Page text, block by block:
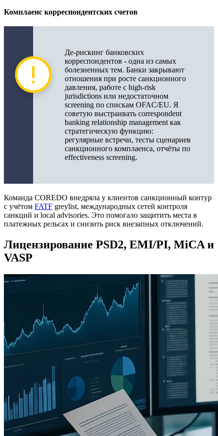
Комплаенс корреспондентских счетов
Де-рискинг банковских
корреспондентов - одна из самых
болезненных тем. Банки закрывают
отношения при росте санкционного
давления, работе с high-risk
jurisdictions или недостаточном
screening по спискам OFAC/EU. Я
советую выстраивать correspondent
banking relationship management как
стратегическую функцию:
регулярные встречи, тесты сценариев
санкционного комплаенса, отчёты по
effectiveness screening.
Команда COREDO внедряла у клиентов санкционный контур
с учётом FATF greylist, международных сетей контроля
санкций и local advisories. Это помогало защитить места в
платежных рельсах и снизить риск внезапных отключений.
Лицензирование PSD2, EMI/PI, MiCA и
VASP